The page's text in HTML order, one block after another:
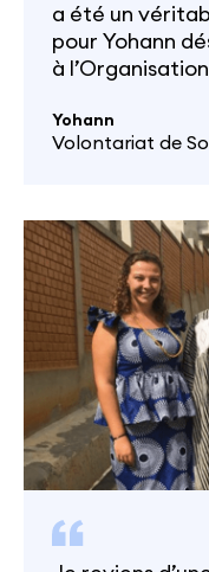
a été un
pour Yohann
à
Madagascar.
volontaire
Yohann
Volontariat de